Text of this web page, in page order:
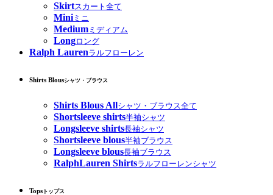
Skirtスカート全て
Miniミニ
Medium ミディアム
Longロング
Ralph Laurenラルフローレン
Shirts Blousシャツ・ブラウス
Shirts Blous Allシャツ・ブラウス全て
Shortsleeve shirts半袖シャツ
Longsleeve shirts長袖シャツ
Shortsleeve blous半袖ブラウス
Longsleeve blous長袖ブラウス
RalphLauren Shirtsラルフローレンシャツ
Tops トップス